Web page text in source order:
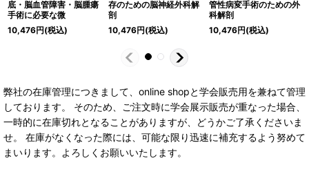
底・脳血管障害・脳腫瘍
手術に必要な微
10,476円(税込)
存のための脳神経外科解
剖
10,476円(税込)
管性病変手術のための外
科解剖
10,476円(税込)
弊社の在庫管理につきまして、online shopと学会販売用を兼ねて管理
しております。 そのため、ご注文時に学会展示販売が重なった場合、
一時的に在庫切れとなることがありますが、どうかご了承くださいま
せ。 在庫がなくなった際には、可能な限り迅速に補充するよう努めて
まいります。よろしくお願いいたします。